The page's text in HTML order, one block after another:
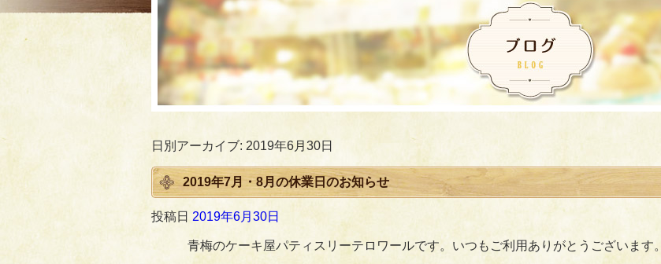
日別アーカイブ: 2019年6月30日
2019年7月・8月の休業日のお知らせ
投稿日 2019年6月30日
青梅のケーキ屋パティスリーテロワールです。いつもご利用ありがとうございます。